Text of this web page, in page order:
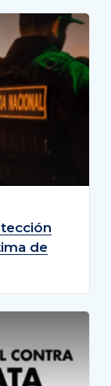
de